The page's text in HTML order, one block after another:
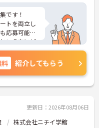
です！
トを両立し
応募可能な
いう方にピ
えしますの
紹介してもらう
更新日：2026年08月06日
株式会社ニチイ学館